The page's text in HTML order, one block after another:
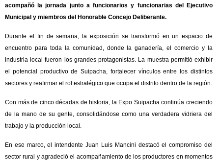
acompañó la jornada junto a funcionarios y funcionarias del Ejecutivo
Municipal y miembros del Honorable Concejo Deliberante.
Durante el fin de semana, la exposición se transformó en un espacio de
encuentro para toda la comunidad, donde la ganadería, el comercio y la
industria local fueron los grandes protagonistas. La muestra permitió exhibir
el potencial productivo de Suipacha, fortalecer vínculos entre los distintos
sectores y reafirmar el rol estratégico que ocupa el distrito dentro de la región.
Con más de cinco décadas de historia, la Expo Suipacha continúa creciendo
de la mano de su gente, consolidándose como una verdadera vidriera del
trabajo y la producción local.
En ese marco, el intendente Juan Luis Mancini destacó el compromiso del
sector rural y agradeció el acompañamiento de los productores en momentos